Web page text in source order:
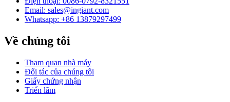
Email: sales@ingiant.com
Whatsapp: +86 13879297499
Về chúng tôi
Tham quan nhà máy
Đối tác của chúng tôi
Giấy chứng nhận
Triển lãm